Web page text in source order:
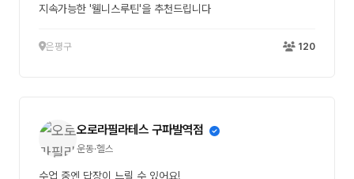
지속가능한 '웰니스루틴'을 추천드립니다
은평구 120
오로라필라테스 구파발역점
운동·헬스
수업 중엔 답장이 느릴 수 있어요!